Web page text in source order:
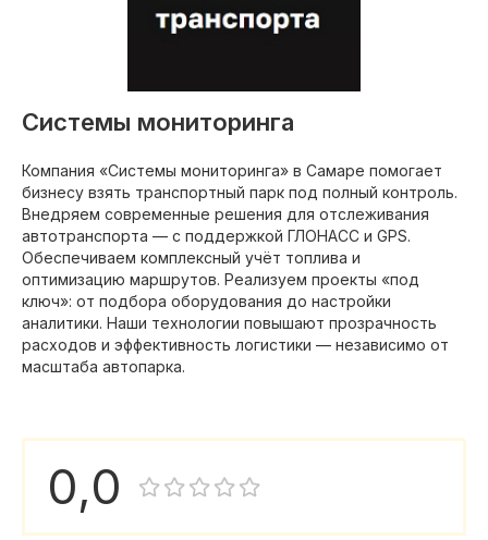
Системы мониторинга
Компания «Системы мониторинга» в Самаре помогает
бизнесу взять транспортный парк под полный контроль.
Внедряем современные решения для отслеживания
автотранспорта — с поддержкой ГЛОНАСС и GPS.
Обеспечиваем комплексный учёт топлива и
оптимизацию маршрутов. Реализуем проекты «под
ключ»: от подбора оборудования до настройки
аналитики. Наши технологии повышают прозрачность
расходов и эффективность логистики — независимо от
масштаба автопарка.
0,0